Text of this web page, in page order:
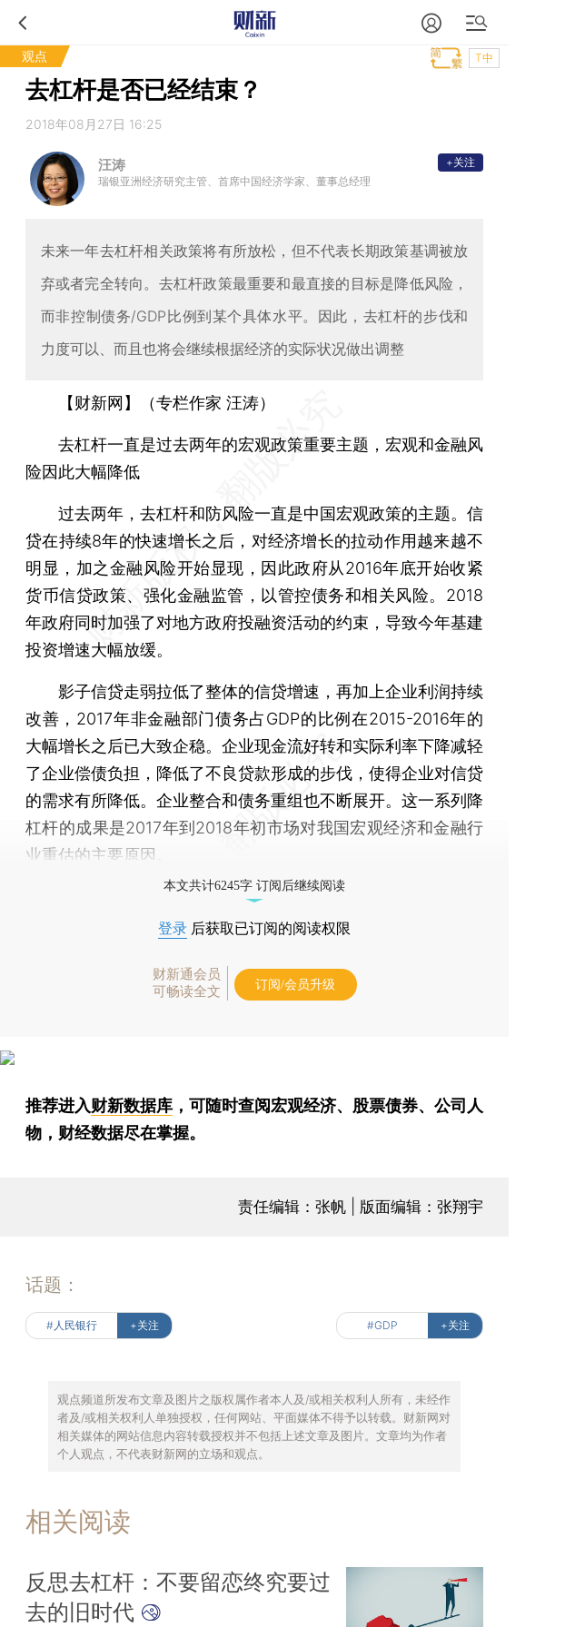
观点 T中
去杠杆是否已经结束？
2018年08月27日 16:25
汪涛
瑞银亚洲经济研究主管、首席中国经济学家、董事总经理
+关注
未来一年去杠杆相关政策将有所放松，但不代表长期政策基调被放
弃或者完全转向。去杠杆政策最重要和最直接的目标是降低风险，
而非控制债务/GDP比例到某个具体水平。因此，去杠杆的步伐和
力度可以、而且也将会继续根据经济的实际状况做出调整
【财新网】（专栏作家 汪涛）
去杠杆一直是过去两年的宏观政策重要主题，宏观和金融风
险因此大幅降低
过去两年，去杠杆和防风险一直是中国宏观政策的主题。信
贷在持续8年的快速增长之后，对经济增长的拉动作用越来越不
明显，加之金融风险开始显现，因此政府从2016年底开始收紧
货币信贷政策、强化金融监管，以管控债务和相关风险。2018
年政府同时加强了对地方政府投融资活动的约束，导致今年基建
投资增速大幅放缓。
影子信贷走弱拉低了整体的信贷增速，再加上企业利润持续
改善，2017年非金融部门债务占GDP的比例在2015-2016年的
大幅增长之后已大致企稳。企业现金流好转和实际利率下降减轻
了企业偿债负担，降低了不良贷款形成的步伐，使得企业对信贷
的需求有所降低。企业整合和债务重组也不断展开。这一系列降
杠杆的成果是2017年到2018年初市场对我国宏观经济和金融行
业重估的主要原因。
本文共计6245字 订阅后继续阅读
登录 后获取已订阅的阅读权限
财新通会员
可畅读全文
订阅/会员升级
推荐进入财新数据库 ，可随时查阅宏观经济、股票债券、公司人
物，财经数据尽在掌握。
责任编辑：张帆 | 版面编辑：张翔宇
话题：
#人民银行 +关注 #GDP +关注
观点频道所发布文章及图片之版权属作者本人及/或相关权利人所有，未经作
者及/或相关权利人单独授权，任何网站、平面媒体不得予以转载。财新网对
相关媒体的网站信息内容转载授权并不包括上述文章及图片。文章均为作者
个人观点，不代表财新网的立场和观点。
相关阅读
反思去杠杆：不要留恋终究要过
去的旧时代